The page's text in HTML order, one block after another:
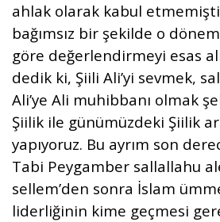
ahlak olarak kabul
bağımsız bir şekilde o
göre değerlendirmeyi esas
dedik ki, Şiili Ali’yi sevmek,
Ali’ye Ali muhibbanı olmak
Şiilik ile günümüzdeki Şiilik
yapıyoruz. Bu ayrım son
Tabi Peygamber sallallahu
sellem’den sonra İslam
liderliğinin kime geçmesi